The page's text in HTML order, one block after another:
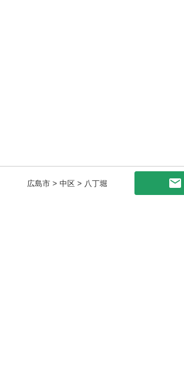
広島市 > 中区 > 八丁堀